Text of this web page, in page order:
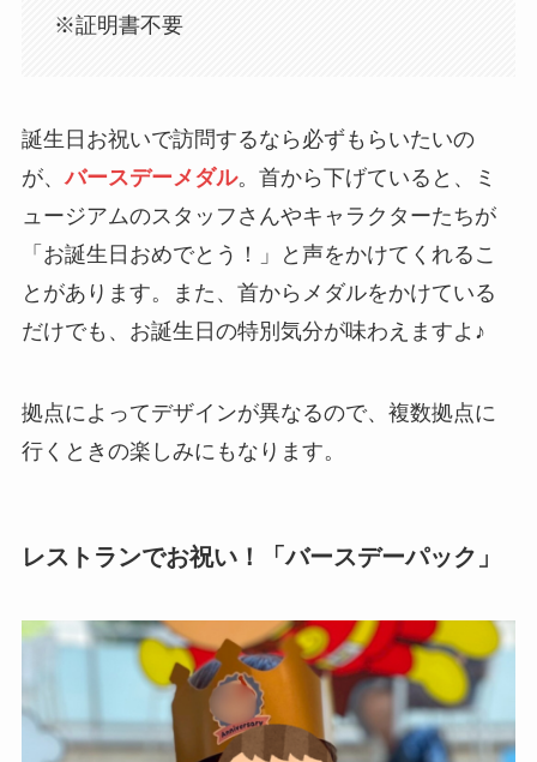
※証明書不要
誕生日お祝いで訪問するなら必ずもらいたいの
が、バースデーメダル。首から下げていると、ミ
ュージアムのスタッフさんやキャラクターたちが
「お誕生日おめでとう！」と声をかけてくれるこ
とがあります。また、首からメダルをかけている
だけでも、お誕生日の特別気分が味わえますよ♪
拠点によってデザインが異なるので、複数拠点に
行くときの楽しみにもなります。
レストランでお祝い！「バースデーパック」